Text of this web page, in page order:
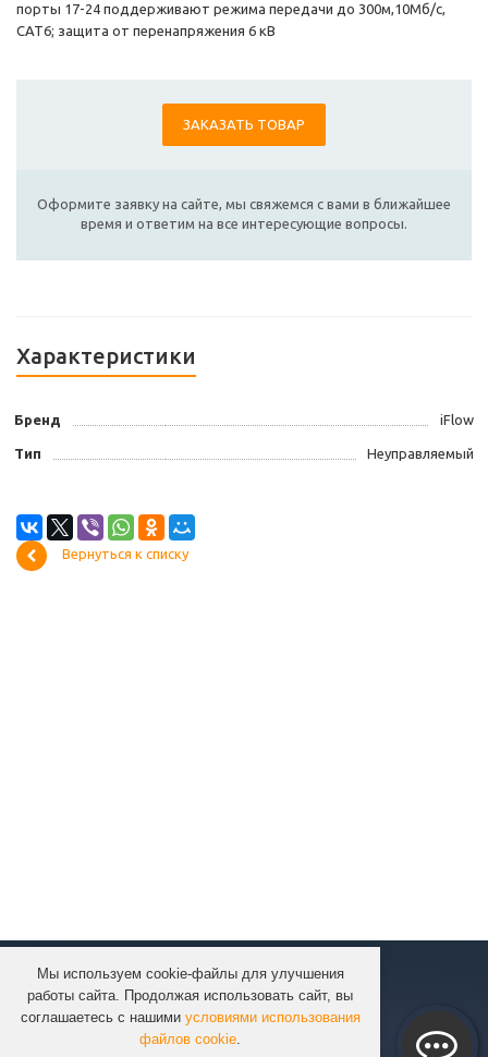
Мы используем cookie-файлы для улучшения
работы сайта. Продолжая использовать сайт, вы
соглашаетесь с нашими условиями использования
файлов cookie.
порты 17-24 поддерживают режима передачи до 300м,10Мб/с,
CAT6; защита от перенапряжения 6 кВ
ЗАКАЗАТЬ ТОВАР
Оформите заявку на сайте, мы свяжемся с вами в ближайшее
время и ответим на все интересующие вопросы.
Характеристики
Бренд iFlow
Тип Неуправляемый
Вернуться к списку
КОМПАНИЯ
КАТАЛОГ
УСЛУГИ